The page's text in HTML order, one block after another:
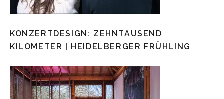
KONZERTDESIGN: ZEHNTAUSEND
KILOMETER | HEIDELBERGER FRÜHLING